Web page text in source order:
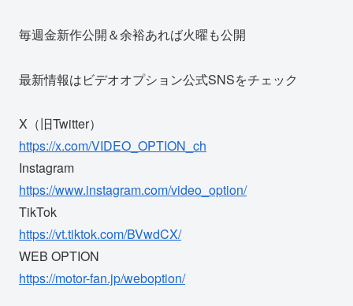
毎週金新作公開＆余裕あれば火曜も公開
最新情報はビデオオプション公式SNSをチェック
X（旧Twitter）
https://x.com/VIDEO_OPTION_ch
Instagram
https://www.instagram.com/video_option/
TikTok
https://vt.tiktok.com/BVwdCX/
WEB OPTION
https://motor-fan.jp/weboption/